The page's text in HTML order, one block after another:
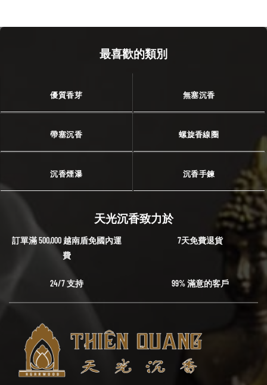
最喜歡的類別
優質香芽 無塞沉香
帶塞沉香 螺旋香線圈
沉香煙瀑 沉香手鍊
天光沉香致力於
訂單滿 500,000 越南盾免國內運
費
7天免費退貨
24/7 支持 99% 滿意的客戶